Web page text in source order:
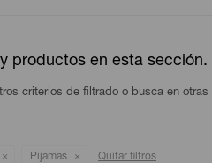
productos en esta sección.
criterios de filtrado o busca en
Pijamas Quitar filtros